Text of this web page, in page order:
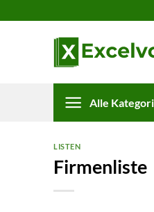
Inhalt
Alle
LISTEN
Firmenliste